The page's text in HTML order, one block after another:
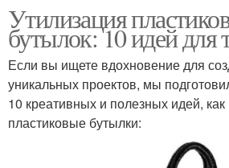
Утилизация
бутылок: 10 идей для
Если вы ищете вдохновение для
уникальных проектов, мы
10 креативных и полезных идей,
пластиковые бутылки: